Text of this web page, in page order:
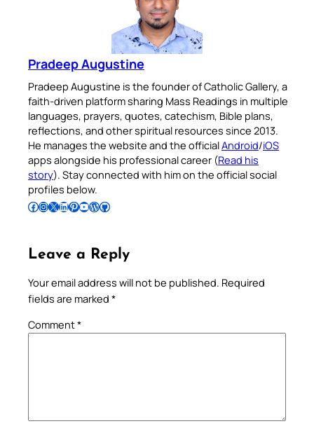
Pradeep Augustine
Pradeep Augustine is the founder of Catholic Gallery, a
faith-driven platform sharing Mass Readings in multiple
languages, prayers, quotes, catechism, Bible plans,
reflections, and other spiritual resources since 2013.
He manages the website and the officialAndroid/iOS
apps alongside his professional career (Read his
story). Stay connected with him on the official social
profiles below.
Follow Pradeep on Facebook Follow Pradeep on InstagramFollow Pradeep on X Follow Pradeep on LinkedIn Follow Pradeep on Pinterest Subscribe to Pradeep’s Youtube Channel Follow Pradeep on WordPress Follow Pradeep on GitHub
Leave a Reply
Your email address will not be published. Required
fields are marked *
Comment*